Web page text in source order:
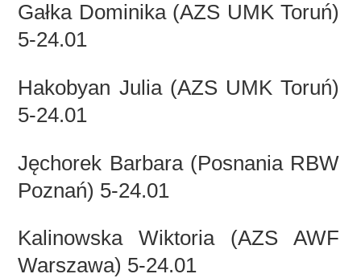
Gałka Dominika (AZS UMK Toruń)
5-24.01
Hakobyan Julia (AZS UMK Toruń)
5-24.01
Jęchorek Barbara (Posnania RBW
Poznań) 5-24.01
Kalinowska Wiktoria (AZS AWF
Warszawa) 5-24.01